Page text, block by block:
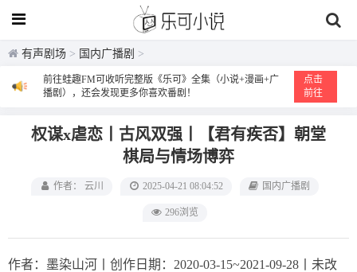
有声剧场 > 国内广播剧 >
前往蛙趣FM可收听完整版《乐可》全集（小说+漫画+广
播剧），还会发现更多你喜欢番剧！
点击
前往
权谋x虐恋丨古风双强丨【君有疾否】朝堂
棋局与情场博弈
作者： 云川 2025-04-21 08:04:52 国内广播剧
296浏览
作者：墨染山河丨创作日期：2020-03-15~2021-09-28丨未改